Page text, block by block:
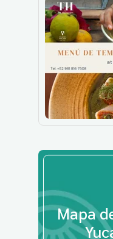
Mapa